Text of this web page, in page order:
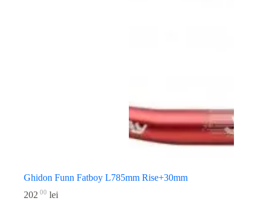
Ghidon Funn Fatboy L785mm Rise+30mm
202 00 lei